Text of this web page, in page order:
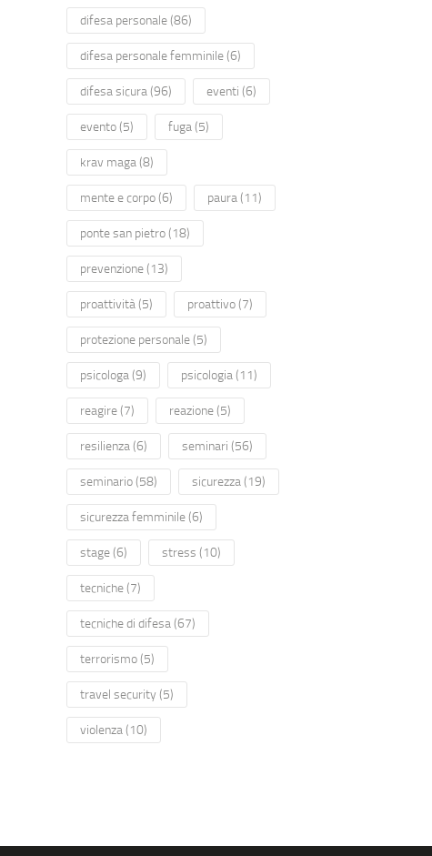
difesa personale(86)
difesa personale femminile(6)
difesa sicura (96) eventi (6)
evento(5) fuga (5)
krav maga (8)
mente e corpo(6) paura (11)
ponte san pietro(18)
prevenzione(13)
proattività (5) proattivo(7)
protezione personale(5)
psicologa (9) psicologia (11)
reagire(7) reazione(5)
resilienza (6) seminari (56)
seminario(58) sicurezza (19)
sicurezza femminile(6)
stage(6) stress (10)
tecniche(7)
tecniche di difesa (67)
terrorismo(5)
travel security (5)
violenza (10)